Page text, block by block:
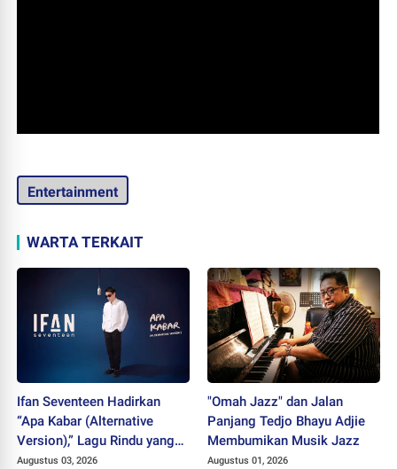
Entertainment
WARTA TERKAIT
Ifan Seventeen Hadirkan
“Apa Kabar (Alternative
Version),” Lagu Rindu yang
Belum Usai
Augustus 03, 2026
"Omah Jazz" dan Jalan
Panjang Tedjo Bhayu Adjie
Membumikan Musik Jazz
Augustus 01, 2026